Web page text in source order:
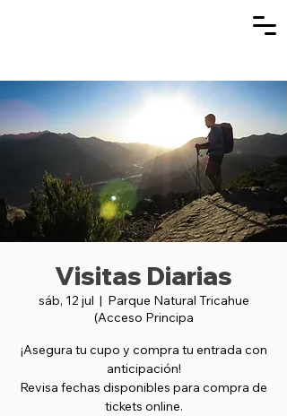
Visitas Diarias
sáb, 12 jul
  |
Parque Natural Tricahue
(Acceso Principa
¡Asegura tu cupo y compra tu entrada con
anticipación!
Revisa fechas disponibles para compra de
tickets online.